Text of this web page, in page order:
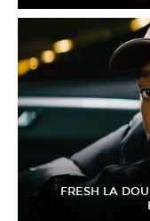
FRESH LA